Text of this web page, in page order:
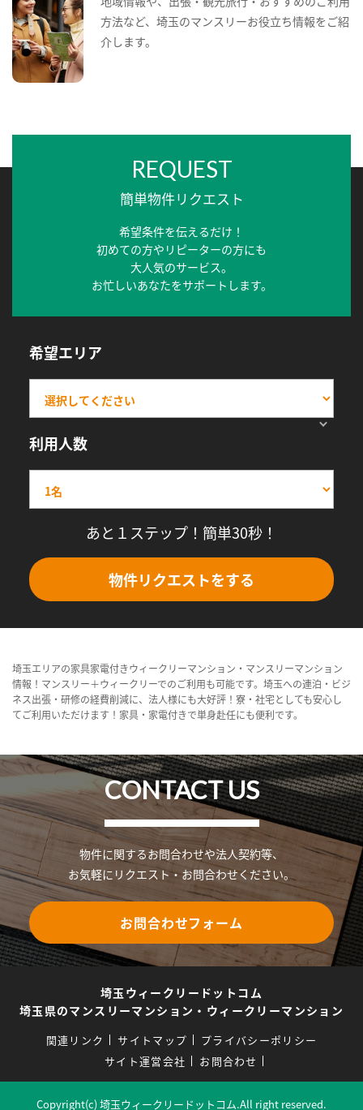
方法など、埼玉のマンスリーお役立ち情報をご紹
介します。
REQUEST
簡単物件リクエスト
希望条件を伝えるだけ！
初めての方やリピーターの方にも
大人気のサービス。
お忙しいあなたをサポートします。
希望エリア
利用人数
あと１ステップ！簡単30秒！
物件リクエストをする
埼玉エリアの家具家電付きウィークリーマンション・マンスリーマンション
情報！マンスリー＋ウィークリーでのご利用も可能です。埼玉への連泊・ビジ
ネス出張・研修の経費削減に、法人様にも大好評！寮・社宅としても安心し
てご利用いただけます！家具・家電付きで単身赴任にも便利です。
CONTACT US
物件に関するお問合わせや法人契約等、
お気軽にリクエスト・お問合わせください。
お問合わせフォーム
埼玉ウィークリードットコム
埼玉県のマンスリーマンション・ウィークリーマンション
関連リンク サイトマップ
プライバシーポリシー
サイト運営会社
お問合わせ
Copyright(c) 埼玉ウィークリードットコム.All right reserved.